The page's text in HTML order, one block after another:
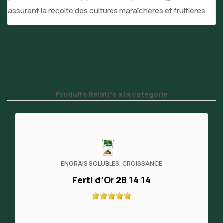
assurant la récolte des cultures maraîchères et fruitières
Produits Relatifs a la catégorie
ENGRAIS SOLUBLES, CROISSANCE
Ferti d’Or 28 14 14